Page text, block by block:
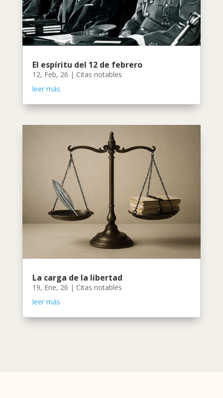
El espíritu del 12 de febrero
12, Feb, 26 | Citas notables
leer más
La carga de la libertad
19, Ene, 26 | Citas notables
leer más